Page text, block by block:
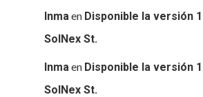
Inmaen Disponible la versión
SolNex St.
Inmaen Disponible la versión
SolNex St.